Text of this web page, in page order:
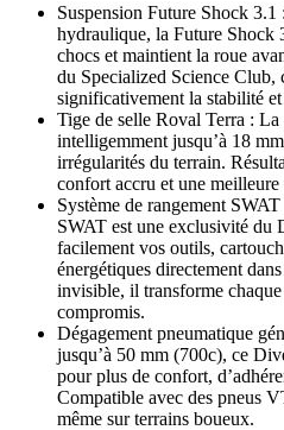
Suspension Future Shock
hydraulique, la Future Shock
chocs et maintient la roue
du Specialized Science Club,
significativement la stabilité
Tige de selle Roval Terra :
intelligemment jusqu’à 18
irrégularités du terrain.
confort accru et une
Système de rangement
SWAT est une exclusivité du
facilement vos outils,
énergétiques directement
invisible, il transforme
compromis.
Dégagement pneumatique
jusqu’à 50 mm (700c), ce
pour plus de confort,
Compatible avec des pneus
même sur terrains boueux.